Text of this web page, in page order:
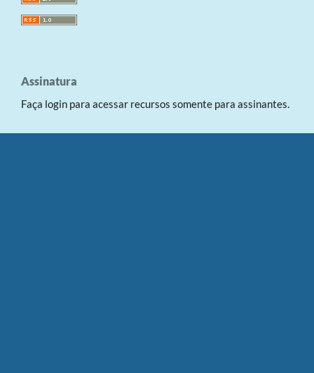
Assinatura
Faça login para acessar recursos somente para assinantes.